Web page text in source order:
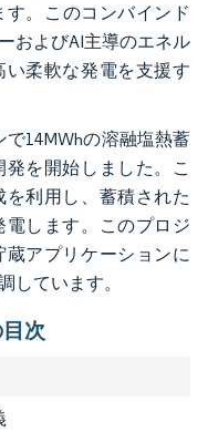
す。このコンバインド
およびAI主導のエネル
柔軟な発電を支援す
で14MWhの溶融塩熱蓄
を開始しました。こ
利用し、蓄積された
します。このプロジ
アプリケーションに
しています。
次